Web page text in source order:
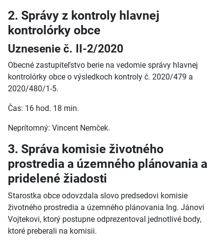
2. Správy z kontroly hlavnej
kontrolórky obce
Uznesenie č. II-2/2020
Obecné zastupiteľstvo berie na vedomie správy hlavnej
kontrolórky obce o výsledkoch kontroly č. 2020/479 a
2020/480/1-5.
Čas: 16 hod. 18 min.
Neprítomný: Vincent Nemček.
3. Správa komisie životného
prostredia a územného plánovania a
pridelené žiadosti
Starostka obce odovzdala slovo predsedovi komisie
životného prostredia a územného plánovania Ing. Jánovi
Vojtekovi, ktorý postupne odprezentoval jednotlivé body,
ktoré preberali na komisii.